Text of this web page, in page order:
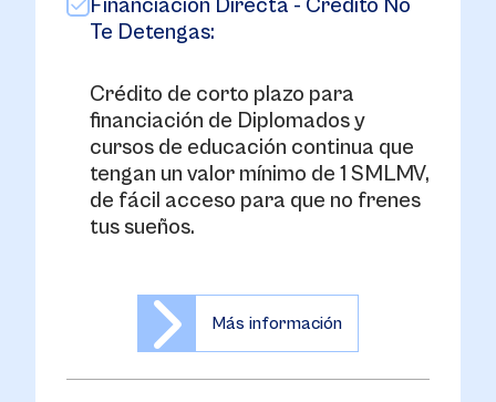
Financiación Directa - Crédito No
Te Detengas:
Crédito de corto plazo para
financiación de Diplomados y
cursos de educación continua que
tengan un valor mínimo de 1 SMLMV,
de fácil acceso para que no frenes
tus sueños.
Más información